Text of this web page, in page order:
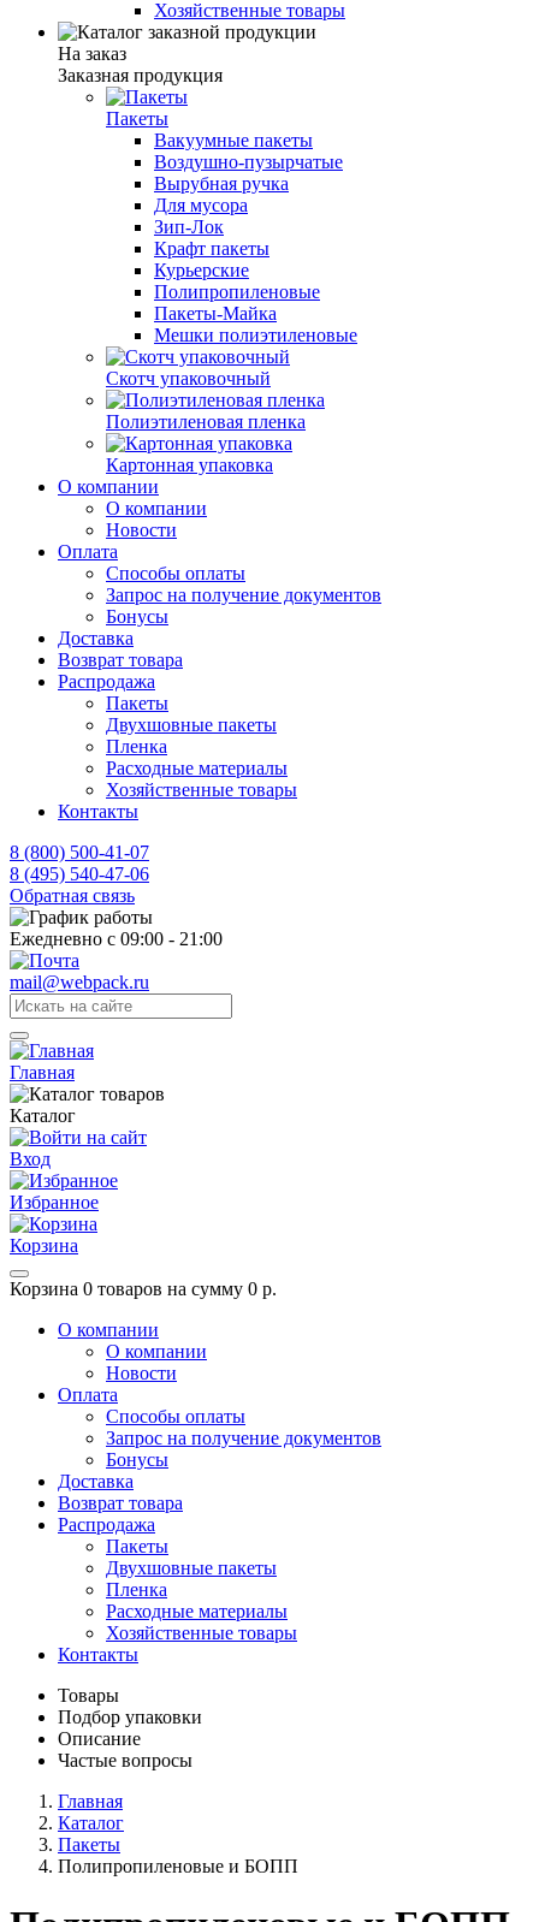
Хозяйственные товары
На заказ
Заказная продукция
Пакеты
Вакуумные пакеты
Воздушно-пузырчатые
Вырубная ручка
Для мусора
Зип-Лок
Крафт пакеты
Курьерские
Полипропиленовые
Пакеты-Майка
Мешки полиэтиленовые
Скотч упаковочный
Полиэтиленовая пленка
Картонная упаковка
О компании
О компании
Новости
Оплата
Способы оплаты
Запрос на получение документов
Бонусы
Доставка
Возврат товара
Распродажа
Пакеты
Двухшовные пакеты
Пленка
Расходные материалы
Хозяйственные товары
Контакты
8 (800) 500-41-07
8 (495) 540-47-06
Обратная связь
Ежедневно с 09:00 - 21:00
mail@webpack.ru
Главная
Каталог
Вход
Избранное
Корзина
Корзина 0 товаров на сумму 0 р.
О компании
О компании
Новости
Оплата
Способы оплаты
Запрос на получение документов
Бонусы
Доставка
Возврат товара
Распродажа
Пакеты
Двухшовные пакеты
Пленка
Расходные материалы
Хозяйственные товары
Контакты
Товары
Подбор упаковки
Описание
Частые вопросы
Главная
Каталог
Пакеты
Полипропиленовые и БОПП